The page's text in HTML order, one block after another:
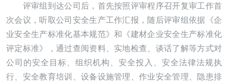
评审组到达公司后，首先按照评审程序召开复审工作首
次会议，听取公司安全生产工作汇报，随后评审组依据《企
业安全生产标准化基本规范》和《建材企业安全生产标准化
评定标准》，通过查阅资料、实地检查、谈话了解等方式对
公司的安全目标、组织机构、安全投入、安全法律法规执
行、安全教育培训、设备设施管理、作业安全管理、隐患排